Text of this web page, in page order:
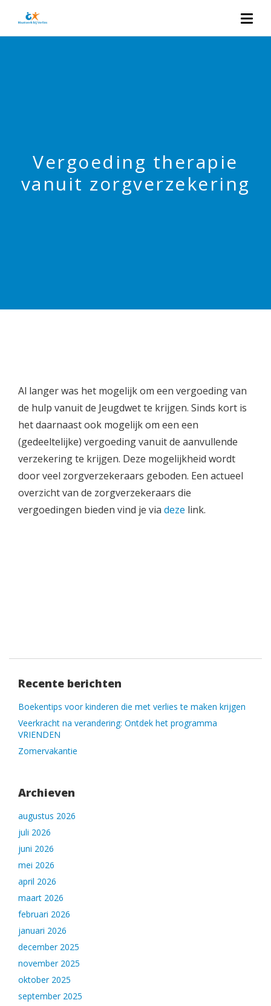
Vergoeding therapie
vanuit zorgverzekering
Al langer was het mogelijk om een vergoeding van
de hulp vanuit de Jeugdwet te krijgen. Sinds kort is
het daarnaast ook mogelijk om een een
(gedeeltelijke) vergoeding vanuit de aanvullende
verzekering te krijgen. Deze mogelijkheid wordt
door veel zorgverzekeraars geboden. Een actueel
overzicht van de zorgverzekeraars die
vergoedingen bieden vind je via deze link.
Recente berichten
Boekentips voor kinderen die met verlies te maken krijgen
Veerkracht na verandering: Ontdek het programma
VRIENDEN
Zomervakantie
Archieven
augustus 2026
juli 2026
juni 2026
mei 2026
april 2026
maart 2026
februari 2026
januari 2026
december 2025
november 2025
oktober 2025
september 2025